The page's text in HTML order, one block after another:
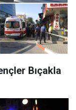
Bıçakla